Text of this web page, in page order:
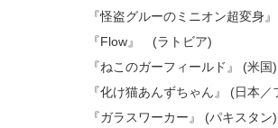
『怪盗グルーのミニオン超変身
『Flow』 (ラトビア)
『ねこのガーフィールド』 (米国)
『化け猫あんずちゃん』 (日本／
『ガラスワーカー』 (パキスタン)